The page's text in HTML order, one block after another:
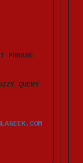
PHRASE
QUERY